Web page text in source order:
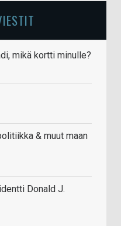
mikä kortti minulle?
& muut maan
Donald J.